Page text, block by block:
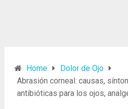
Home
Dolor de Ojo
Abrasión corneal: causas,
antibióticas para los ojos,